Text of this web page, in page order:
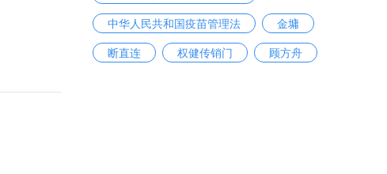
中华人民共和国疫苗管理法
金墉
断直连
权健传销门 顾方舟